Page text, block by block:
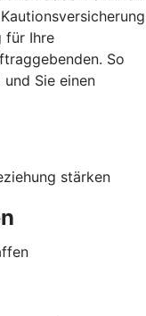
für Ihre
So
Sie einen
stärken